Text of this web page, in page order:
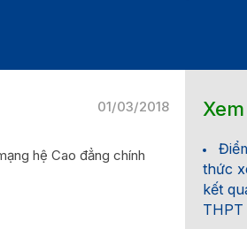
01/03/2018
hệ Cao đẳng chính
thức
kết